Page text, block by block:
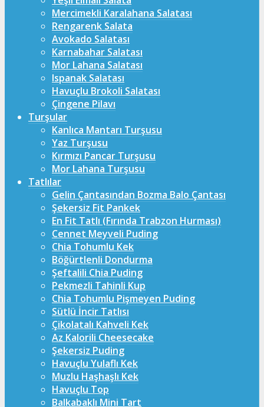
Mercimekli Karalahana Salatası
Rengarenk Salata
Avokado Salatası
Karnabahar Salatası
Mor Lahana Salatası
Ispanak Salatası
Havuçlu Brokoli Salatası
Çingene Pilavı
Turşular
Kanlıca Mantarı Turşusu
Yaz Turşusu
Kırmızı Pancar Turşusu
Mor Lahana Turşusu
Tatlılar
Gelin Çantasından Bozma Balo Çantası
Şekersiz Fit Pankek
En Fit Tatlı (Fırında Trabzon Hurması)
Cennet Meyveli Puding
Chia Tohumlu Kek
Böğürtlenli Dondurma
Şeftalili Chia Puding
Pekmezli Tahinli Kup
Chia Tohumlu Pişmeyen Puding
Sütlü İncir Tatlısı
Çikolatalı Kahveli Kek
Az Kalorili Cheesecake
Şekersiz Puding
Havuçlu Yulaflı Kek
Muzlu Haşhaşlı Kek
Havuçlu Top
Balkabaklı Mini Tart